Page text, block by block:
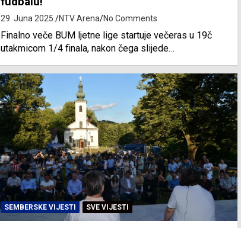
29. Juna 2025. NTV Arena No Comments
Finalno veče BUM ljetne lige startuje večeras u 19č
utakmicom 1/4 finala, nakon čega slijede…
SEMBERSKE VIJESTI SVE VIJESTI